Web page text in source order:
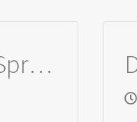
Dyrektor Hali Sprzedaży